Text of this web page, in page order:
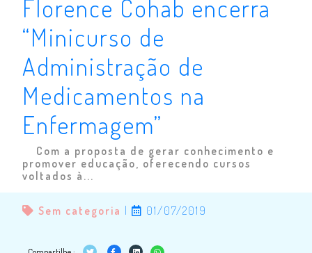
Florence Cohab encerra
“Minicurso de
Administração de
Medicamentos na
Enfermagem”
Com a proposta de gerar conhecimento e
promover educação, oferecendo cursos
voltados à...
Sem categoria 01/07/2019